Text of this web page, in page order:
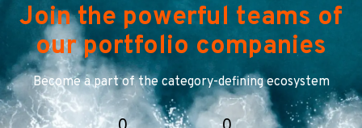
Join the powerful teams of
our portfolio companies
Become a part of the category-defining ecosystem